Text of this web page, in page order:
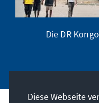
Die DR
Diese Webseite